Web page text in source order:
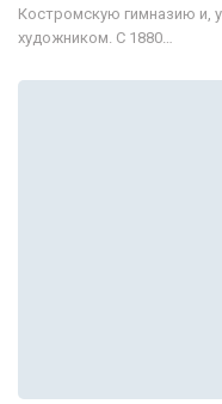
Костромскую гимназию и,
художником. С 1880…